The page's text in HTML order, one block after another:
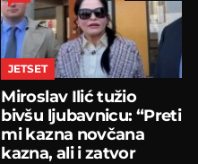
JETSET
Miroslav Ilić tužio
bivšu ljubavnicu: “Preti
mi kazna novčana
kazna, ali i zatvor